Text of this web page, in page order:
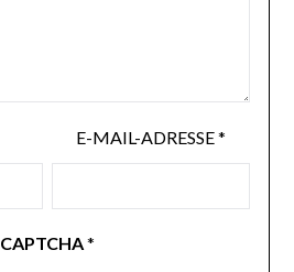
E-MAIL-ADRESSE*
CAPTCHA*